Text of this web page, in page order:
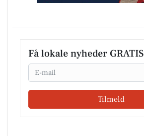
Få lokale nyheder GRATIS
Email
Tilmeld